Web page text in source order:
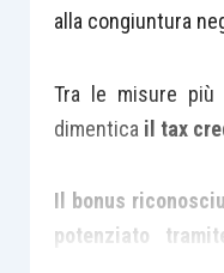
alla congiuntura
Tra le misure più
dimentica il tax
Il bonus
potenziato